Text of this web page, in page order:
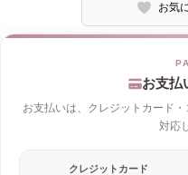
お気
お支払
お支払いは、クレジットカード
対応
クレジットカード